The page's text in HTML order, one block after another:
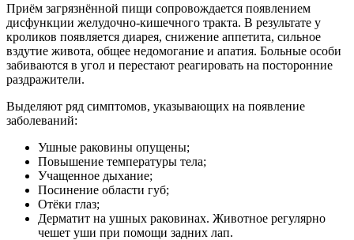
Приём загрязнённой пищи сопровождается появлением
дисфункции желудочно-кишечного тракта. В результате у
кроликов появляется диарея, снижение аппетита, сильное
вздутие живота, общее недомогание и апатия. Больные особи
забиваются в угол и перестают реагировать на посторонние
раздражители.
Выделяют ряд симптомов, указывающих на появление
заболеваний:
Ушные раковины опущены;
Повышение температуры тела;
Учащенное дыхание;
Посинение области губ;
Отёки глаз;
Дерматит на ушных раковинах. Животное регулярно
чешет уши при помощи задних лап.